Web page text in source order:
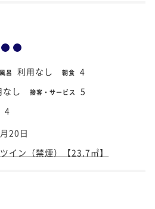
風呂 利用なし 朝食 4
なし 接客・サービス 5
4
20日
イン（禁煙）【23.7㎡】